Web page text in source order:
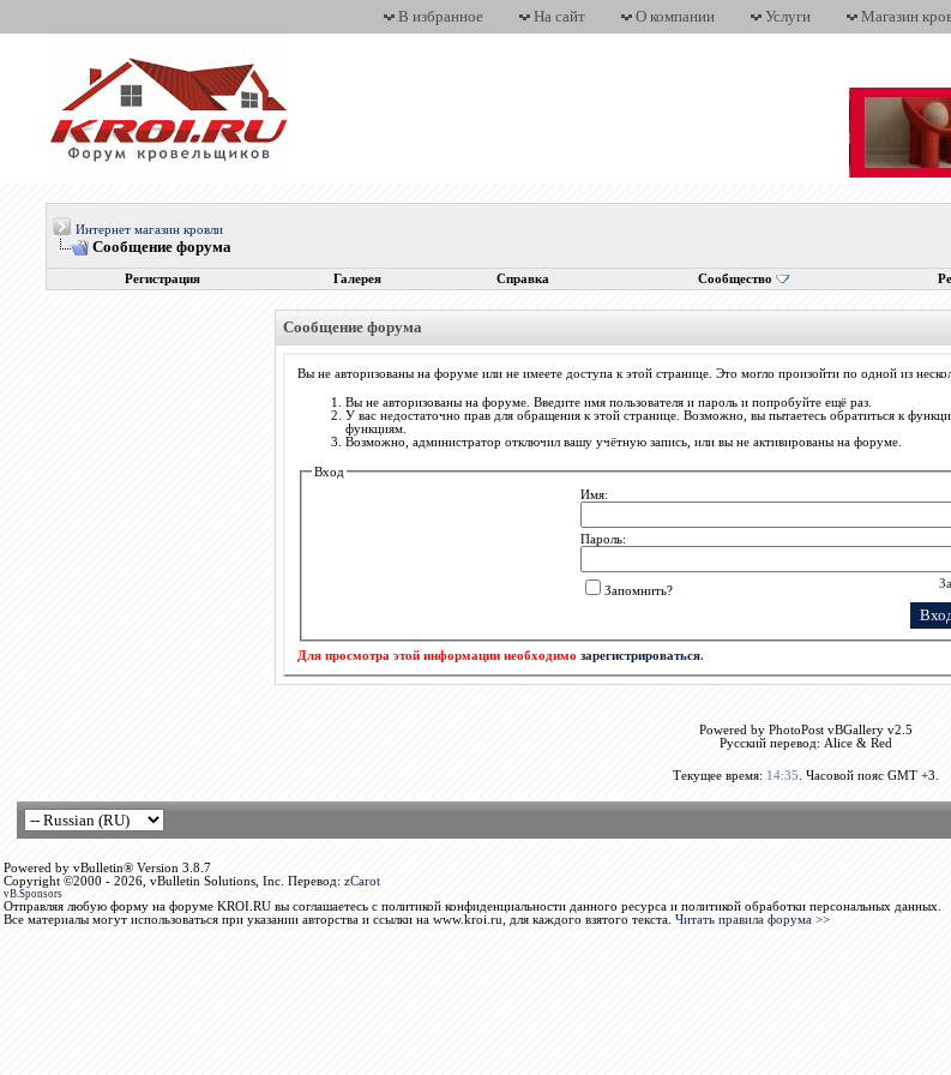
В избранное На сайт О компании Услуги Магазин
Интернет магазин кровли
Сообщение форума
Регистрация Галерея Справка Сообщество
Сообщение форума
Вы не авторизованы на форуме или не имеете доступа к этой странице. Это могло произойти по одной из
Вы не авторизованы на форуме. Введите имя пользователя и пароль и попробуйте ещё раз.
У вас недостаточно прав для обращения к этой странице. Возможно, вы пытаетесь обратиться к
функциям.
Возможно, администратор отключил вашу учётную запись, или вы не активированы на форуме.
Вход
Имя:
Пароль:
Запомнить?
Для просмотра этой информации необходимо зарегистрироваться.
Powered by PhotoPost vBGallery v2.5
Русский перевод: Alice & Red
Текущее время: 14:35 . Часовой пояс GMT +3.
Powered by vBulletin® Version 3.8.7
Copyright ©2000 - 2026, vBulletin Solutions, Inc. Перевод: zCarot
vB.Sponsors
Отправляя любую форму на форуме KROI.RU вы соглашаетесь с политикой конфиденциальности данного ресурса и политикой обработки персональных данных.
Все материалы могут использоваться при указании авторства и ссылки на www.kroi.ru, для каждого взятого текста. Читать правила форума >>